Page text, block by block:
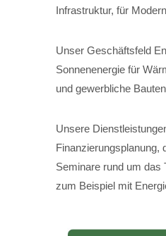
Infrastruktur, für
Unser Geschäftsfeld
Sonnenenergie für
und gewerbliche
Unsere
Finanzierungsplanung,
Seminare rund um das
zum Beispiel mit